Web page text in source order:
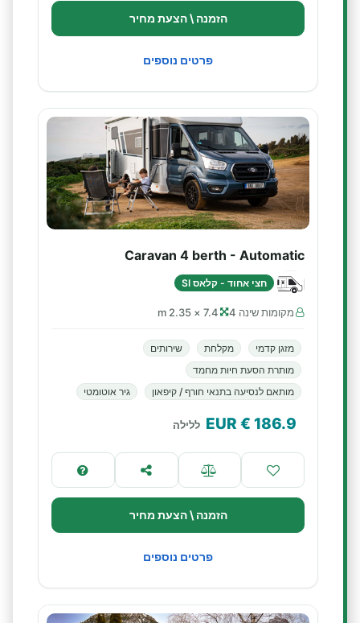
הזמנה \ הצעת מחיר
פרטים נוספים
Caravan 4 berth - Automatic
חצי אחוד - קלאס SI
מקומות שינה 4 7.4 × 2.35 m
מזגן קדמי מקלחת
שירותים
מותרת הסעת חיות מחמד
מותאם לנסיעה בתנאי חורף / קיפאון
גיר אוטומטי
186.9
€ EUR ללילה
הזמנה \ הצעת מחיר
פרטים נוספים